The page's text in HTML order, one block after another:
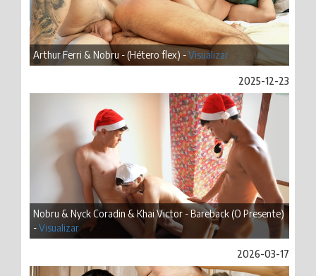
Arthur Ferri & Nobru - (Hétero flex) -Visualizar
2025-12-23
Nobru & Nyck Coradin & Khai Victor - Bareback (O Presente)
-Visualizar
2026-03-17